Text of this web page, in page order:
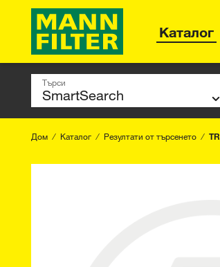
Каталог
Търси
Дом Каталог Резултати от търсенето